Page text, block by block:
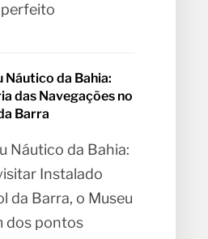
Náutico da Bahia:
das Navegações no
Barra
Náutico da Bahia:
Instalado
da Barra, o Museu
dos pontos